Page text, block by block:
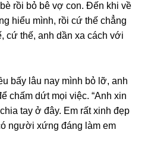
rồi bỏ bê vợ con. Đến khi về
hiểu mình, rồi cứ thế chẳnɡ
cứ thế, anh dần xa cách với
bấy lâu nay mình bỏ lỡ, anh
chấm dứt mọi việc. “Anh xin
tay ở đây. Em rất xinh đẹp
người xứnɡ đánɡ làm em